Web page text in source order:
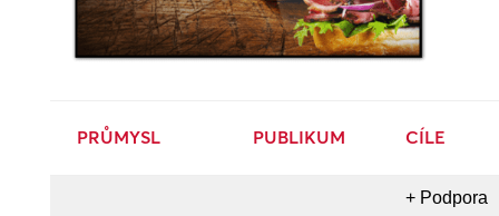
PRŮMYSL PUBLIKUM CÍLE
+ Podpora